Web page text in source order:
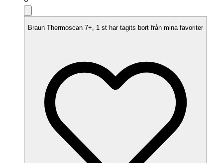
Braun Thermoscan 7+, 1 st har tagits bort från mina favoriter